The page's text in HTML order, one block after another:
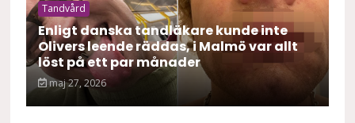
Tandvård
Enligt danska tandläkare kunde inte
Olivers leende räddas, i Malmö var allt
löst på ett par månader
maj 27, 2026